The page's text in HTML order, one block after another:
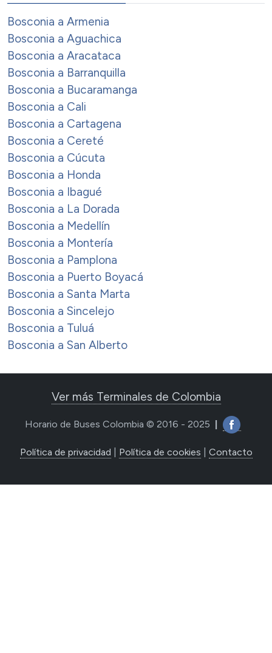
Bosconia a Armenia
Bosconia a Aguachica
Bosconia a Aracataca
Bosconia a Barranquilla
Bosconia a Bucaramanga
Bosconia a Cali
Bosconia a Cartagena
Bosconia a Cereté
Bosconia a Cúcuta
Bosconia a Honda
Bosconia a Ibagué
Bosconia a La Dorada
Bosconia a Medellín
Bosconia a Montería
Bosconia a Pamplona
Bosconia a Puerto Boyacá
Bosconia a Santa Marta
Bosconia a Sincelejo
Bosconia a Tuluá
Bosconia a San Alberto
Ver más Terminales de Colombia
Horario de Buses Colombia © 2016 - 2025
Política de privacidad Política de cookies Contacto